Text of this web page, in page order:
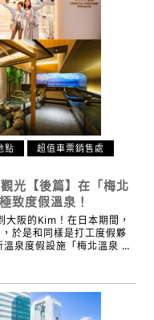
點
超值車票銷售處
光【後篇】在「梅北
度假溫泉！
阪的Kim！在日本期間，
於是和同樣是打工度假夥
泉度假設施「梅北溫泉 …